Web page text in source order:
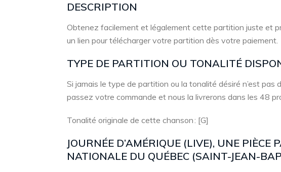
DESCRIPTION
Obtenez facilement et légalement cette partition juste et
un lien pour télécharger votre partition dès votre paiement.
TYPE DE PARTITION OU TONALITÉ
Si jamais le type de partition ou la tonalité désiré n’est pas
passez votre commande et nous la livrerons dans les 48
Tonalité originale de cette chanson : [G]
JOURNÉE D’AMÉRIQUE (LIVE), UNE PIÈCE
NATIONALE DU QUÉBEC (SAINT-JEAN-